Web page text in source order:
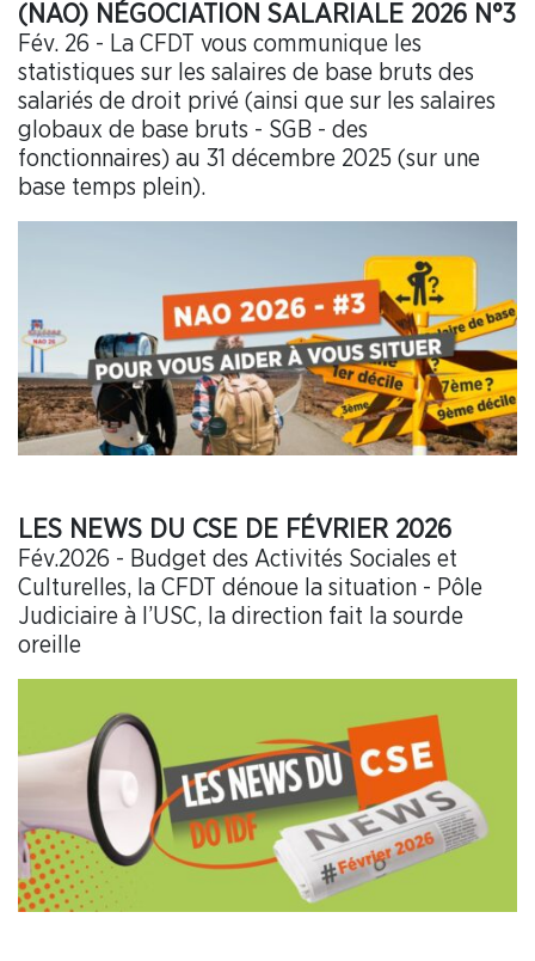
(NAO) NÉGOCIATION SALARIALE 2026 N°3
Fév. 26 - La CFDT vous communique les
statistiques sur les salaires de base bruts des
salariés de droit privé (ainsi que sur les salaires
globaux de base bruts - SGB - des
fonctionnaires) au 31 décembre 2025 (sur une
base temps plein).
LES NEWS DU CSE DE FÉVRIER 2026
Fév.2026 - Budget des Activités Sociales et
Culturelles, la CFDT dénoue la situation - Pôle
Judiciaire à l’USC, la direction fait la sourde
oreille